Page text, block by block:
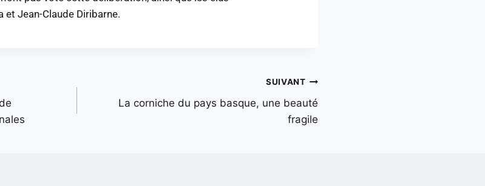
et Jean-Claude Diribarne.
SUIVANT
La corniche du pays basque, une beauté
fragile